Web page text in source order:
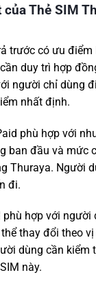
Thẻ SIM
trước có ưu
duy trì hợp
người chỉ dùng
nhất định.
phù hợp với
ban đầu và mức
Thuraya. Người
đi.
phù hợp với
thể thay đổi theo
dùng cần kiểm
này.